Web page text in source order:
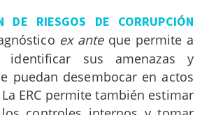
DE RIESGOS DE CORRUPCIÓN
ex ante que permite a
identificar sus amenazas y
puedan desembocar en actos
ERC permite también estimar